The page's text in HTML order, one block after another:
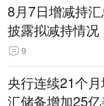
8月7日增减持
披露拟减持情
微拟增持（表）
9
央行连续21个
汇储备增加25